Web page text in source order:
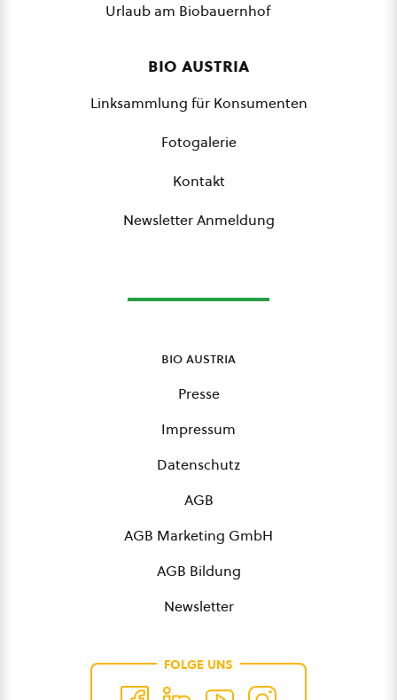
Urlaub am Biobauernhof
bio austria
Linksammlung für Konsumenten
Fotogalerie
Kontakt
Newsletter Anmeldung
bio austria
Presse
Impressum
Datenschutz
AGB
AGB Marketing GmbH
AGB Bildung
Newsletter
FOLGE UNS